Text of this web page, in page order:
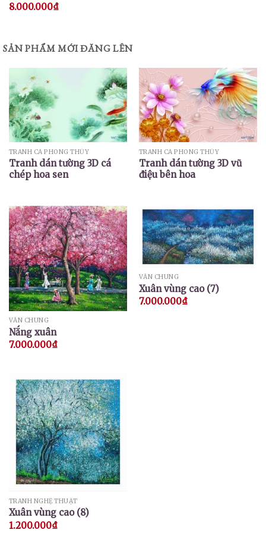
Được xếp
8.000.000₫
SẢN PHẨM MỚI ĐĂNG LÊN
TRANH CÁ PHONG THỦY
Tranh dán tường 3D cá
chép hoa sen
TRANH CÁ PHONG THỦY
Tranh dán tường 3D vũ
điệu bên hoa
VĂN CHUNG
Nắng xuân
7.000.000₫
VĂN CHUNG
Xuân vùng cao (7)
7.000.000₫
TRANH NGHỆ THUẬT
Xuân vùng cao (8)
1.200.000₫